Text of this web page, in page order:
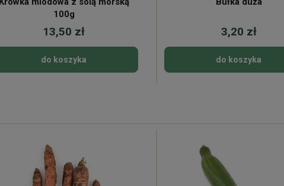
100g
13,50 zł
do koszyka
3,20 zł
do koszyka